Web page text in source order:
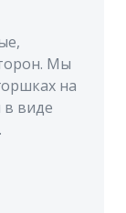
Мы
на
виде